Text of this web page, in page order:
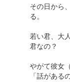
その日から
る。
若い君、大
君なの？
やがて彼女
「話がある